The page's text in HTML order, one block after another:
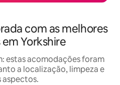
com as melhores
Yorkshire
estas acomodações foram
a localização, limpeza e